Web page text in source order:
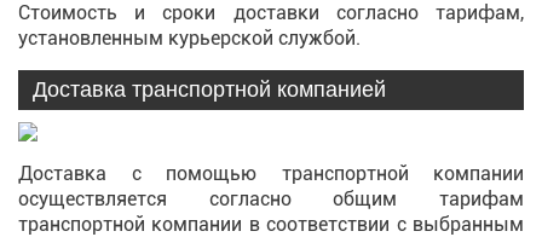
Стоимость и сроки доставки согласно тарифам,
установленным курьерской службой.
Доставка транспортной компанией
Доставка с помощью транспортной компании
осуществляется согласно общим тарифам
транспортной компании в соответствии с выбранным